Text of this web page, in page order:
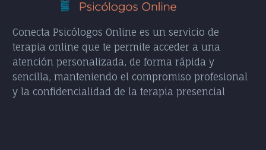
Conecta Psicólogos Online es un servicio de
terapia online que te permite acceder a una
atención personalizada, de forma rápida y
sencilla, manteniendo el compromiso profesional
y la confidencialidad de la terapia presencial